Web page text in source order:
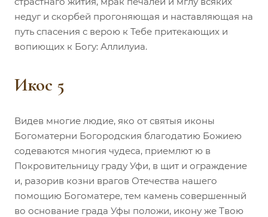
недуг и скорбей прогоняющая и наставляющая на
путь спасения с верою к Тебе притекающих и
вопиющих к Богу: Аллилуиа.
Икос 5
Видев многие людие, яко от святыя иконы
Богоматерни Богородския благодатию Божиею
содеваются многия чудеса, приемлют ю в
Покровительницу граду Уфи, в щит и ограждение
и, разорив козни врагов Отечества нашего
помощию Богоматере, тем камень совершенный
во основание града Уфы положи, икону же Твою